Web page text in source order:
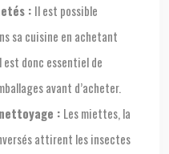
: Il est possible
sa cuisine en achetant
donc essentiel de
avant d’acheter.
: Les miettes, la
attirent les insectes